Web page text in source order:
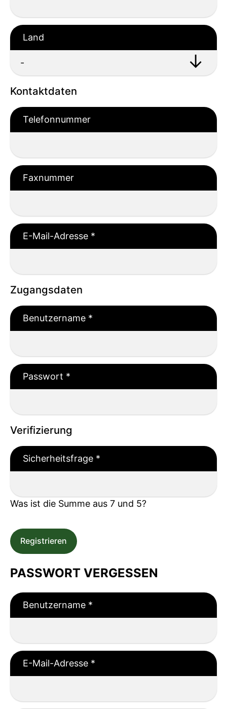
Land
Kontaktdaten
Telefonnummer
Faxnummer
E-Mail-Adresse *
Zugangsdaten
Benutzername *
Passwort *
Verifizierung
Sicherheitsfrage *
Was ist die Summe aus 7 und 5?
Registrieren
PASSWORT VERGESSEN
Benutzername *
E-Mail-Adresse *